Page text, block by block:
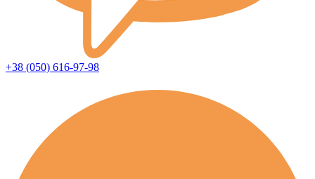
+38 (050) 616-97-98